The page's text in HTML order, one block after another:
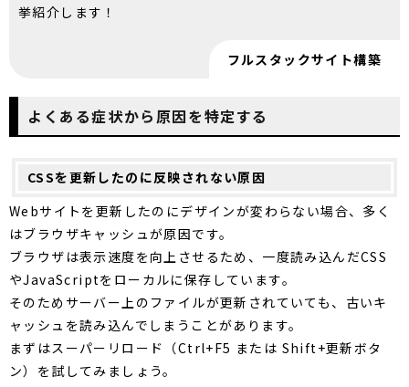
挙紹介します！
フルスタックサイト構築
よくある症状から原因を特定する
CSSを更新したのに反映されない原因
Webサイトを更新したのにデザインが変わらない場合、多く
はブラウザキャッシュが原因です。
ブラウザは表示速度を向上させるため、一度読み込んだCSS
やJavaScriptをローカルに保存しています。
そのためサーバー上のファイルが更新されていても、古いキ
ャッシュを読み込んでしまうことがあります。
まずはスーパーリロード（Ctrl+F5 または Shift+更新ボタ
ン）を試してみましょう。